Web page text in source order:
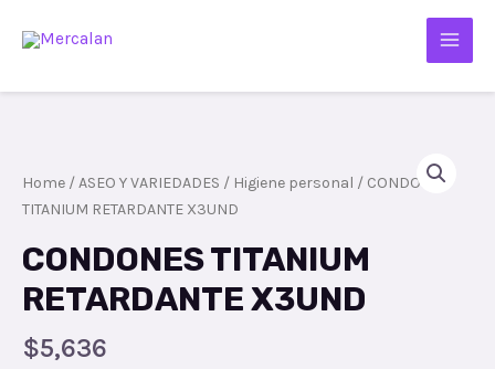
Home /ASEO Y VARIEDADES / Higiene personal / CONDONES
TITANIUM RETARDANTE X3UND
CONDONES TITANIUM
RETARDANTE X3UND
$5,636